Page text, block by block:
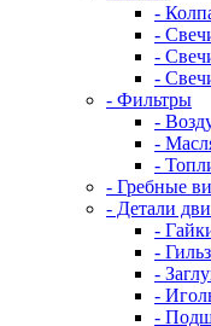
-
-
-
-
- Фильтры
-
-
-
- Гребные
- Детали
-
-
-
-
-